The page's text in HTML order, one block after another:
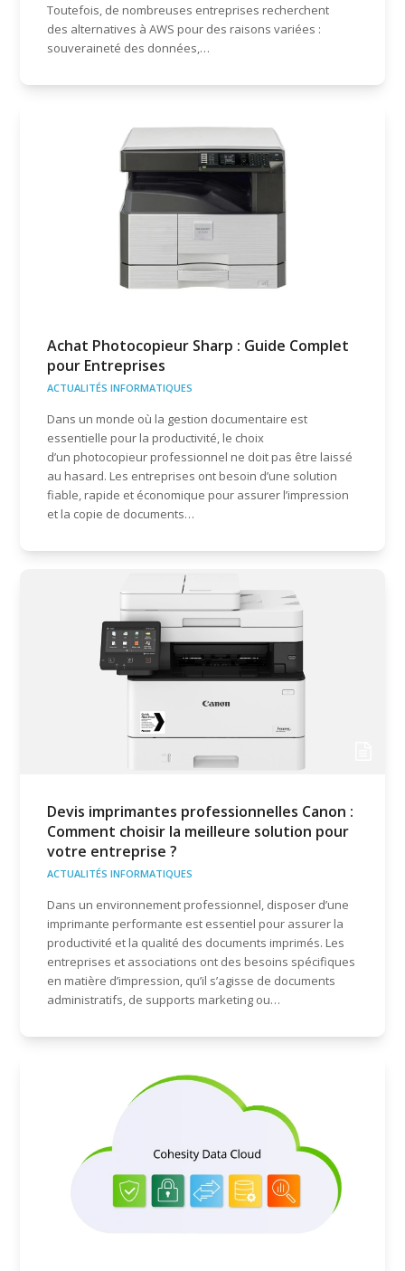
Toutefois, de nombreuses entreprises recherchent
des alternatives à AWS pour des raisons variées :
souveraineté des données,…
Achat Photocopieur Sharp : Guide Complet
pour Entreprises
ACTUALITÉS INFORMATIQUES
Dans un monde où la gestion documentaire est
essentielle pour la productivité, le choix
d’un photocopieur professionnel ne doit pas être laissé
au hasard. Les entreprises ont besoin d’une solution
fiable, rapide et économique pour assurer l’impression
et la copie de documents…
Devis imprimantes professionnelles Canon :
Comment choisir la meilleure solution pour
votre entreprise ?
ACTUALITÉS INFORMATIQUES
Dans un environnement professionnel, disposer d’une
imprimante performante est essentiel pour assurer la
productivité et la qualité des documents imprimés. Les
entreprises et associations ont des besoins spécifiques
en matière d’impression, qu’il s’agisse de documents
administratifs, de supports marketing ou…